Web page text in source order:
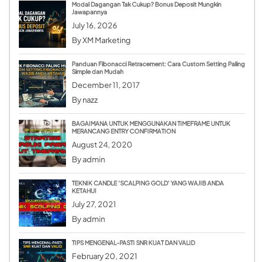
Modal Dagangan Tak Cukup? Bonus Deposit Mungkin
Jawapannya
July 16, 2026
ByXM Marketing
Panduan Fibonacci Retracement: Cara Custom Setting Paling
Simple dan Mudah
December 11, 2017
Bynazz
BAGAIMANA UNTUK MENGGUNAKAN TIMEFRAME UNTUK
MERANCANG ENTRY CONFIRMATION
August 24, 2020
Byadmin
TEKNIK CANDLE ‘SCALPING GOLD’ YANG WAJIB ANDA
KETAHUI
July 27, 2021
Byadmin
TIPS MENGENAL-PASTI SNR KUAT DAN VALID
February 20, 2021